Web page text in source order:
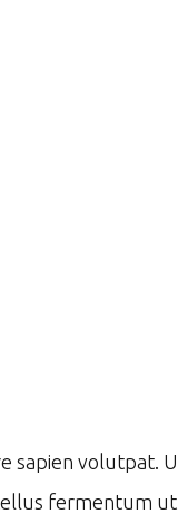
volutpat.
fermentum